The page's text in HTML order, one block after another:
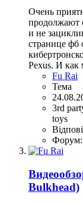
Очень
продолжают
и не
странице фб
Pexus. И как
Fu Rai
Тема
3rd
toys
Форум:
Bulkhead)